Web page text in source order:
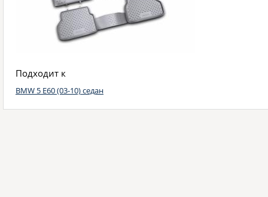
Подходит к
BMW 5 E60 (03-10) седан